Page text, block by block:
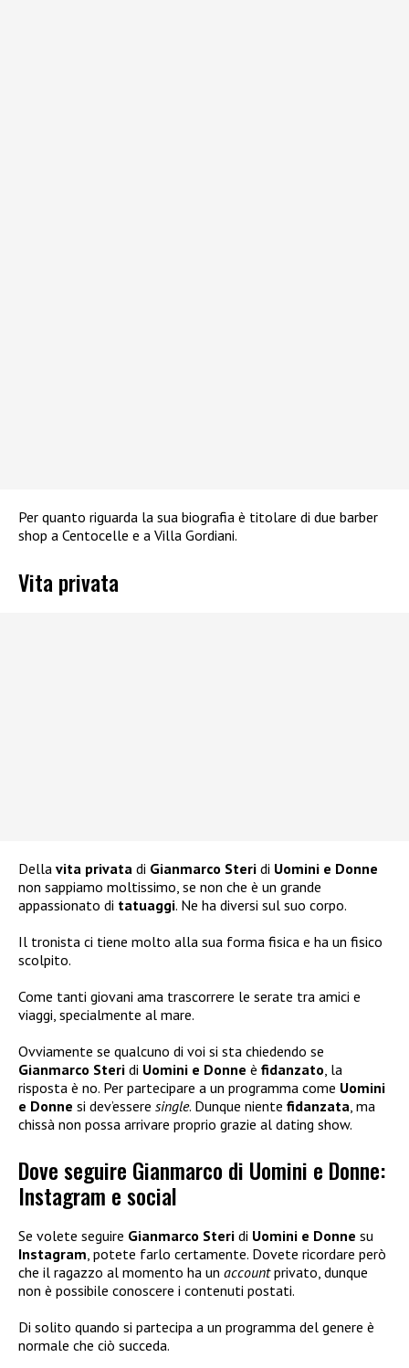
Per quanto riguarda la sua biografia è titolare di due barber
shop a Centocelle e a Villa Gordiani.
Vita privata
Della vita privata di Gianmarco Steri di Uomini e Donne
non sappiamo moltissimo, se non che è un grande
appassionato di tatuaggi. Ne ha diversi sul suo corpo.
Il tronista ci tiene molto alla sua forma fisica e ha un fisico
scolpito.
Come tanti giovani ama trascorrere le serate tra amici e
viaggi, specialmente al mare.
Ovviamente se qualcuno di voi si sta chiedendo se
Gianmarco Steri di Uomini e Donne è fidanzato , la
risposta è no. Per partecipare a un programma come Uomini
e Donne si dev’essere single. Dunque niente fidanzata , ma
chissà non possa arrivare proprio grazie al dating show.
Dove seguire Gianmarco di Uomini e Donne:
Instagram e social
Se volete seguire Gianmarco Steri di Uomini e Donne su
Instagram, potete farlo certamente. Dovete ricordare però
che il ragazzo al momento ha un accountprivato, dunque
non è possibile conoscere i contenuti postati.
Di solito quando si partecipa a un programma del genere è
normale che ciò succeda.